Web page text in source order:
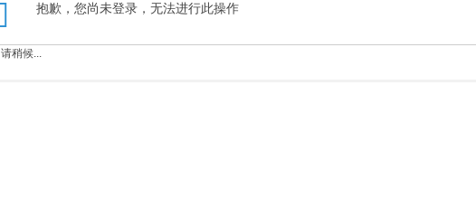
抱歉，您尚未登录，无法进行此操作
请稍候...